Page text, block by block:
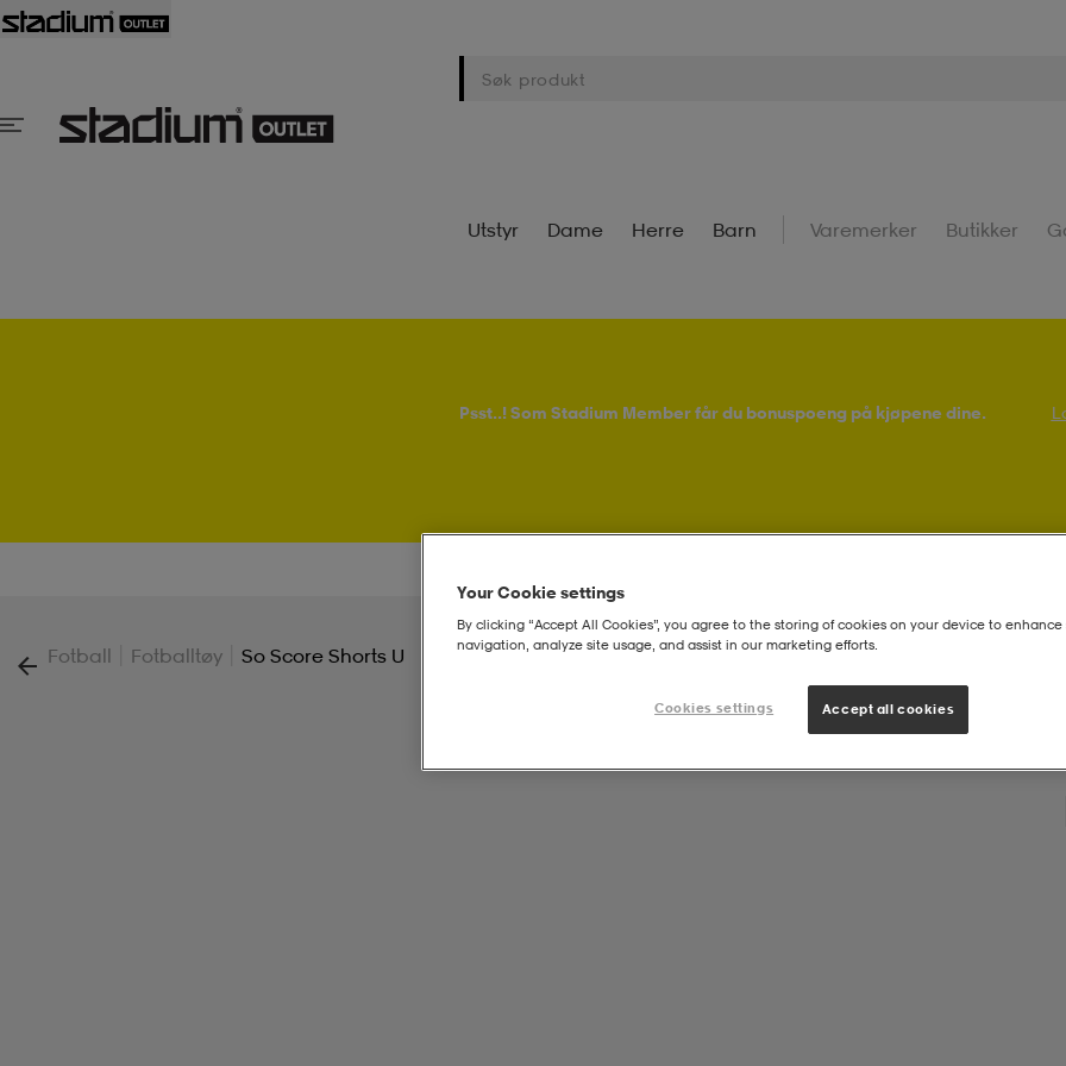
Utstyr Dame Herre Barn Varemerker Butikker
Psst..! Som Stadium Member får du bonuspoeng på kjøpene dine.
Fotball Fotballtøy So Score Shorts U
Your Cookie settings
By clicking “Accept All Cookies”, you agree to the storing of cookies on your device to enhance
navigation, analyze site usage, and assist in our marketing efforts.
Cookies settings Accept all cookies